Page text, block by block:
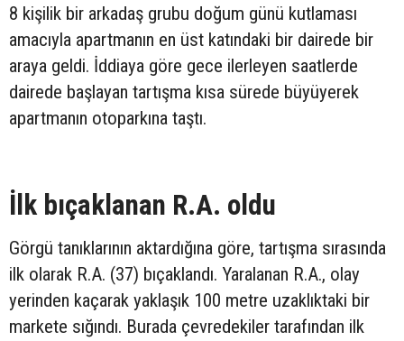
8 kişilik bir arkadaş grubu doğum günü kutlaması
amacıyla apartmanın en üst katındaki bir dairede bir
araya geldi. İddiaya göre gece ilerleyen saatlerde
dairede başlayan tartışma kısa sürede büyüyerek
apartmanın otoparkına taştı.
İlk bıçaklanan R.A. oldu
Görgü tanıklarının aktardığına göre, tartışma sırasında
ilk olarak R.A. (37) bıçaklandı. Yaralanan R.A., olay
yerinden kaçarak yaklaşık 100 metre uzaklıktaki bir
markete sığındı. Burada çevredekiler tarafından ilk